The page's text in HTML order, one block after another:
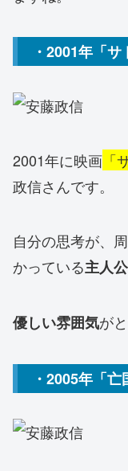
・2001年「サ
2001年に映画 「
政信さんです。
自分の思考が、
かっている主人
優しい雰囲気が
・2005年「亡